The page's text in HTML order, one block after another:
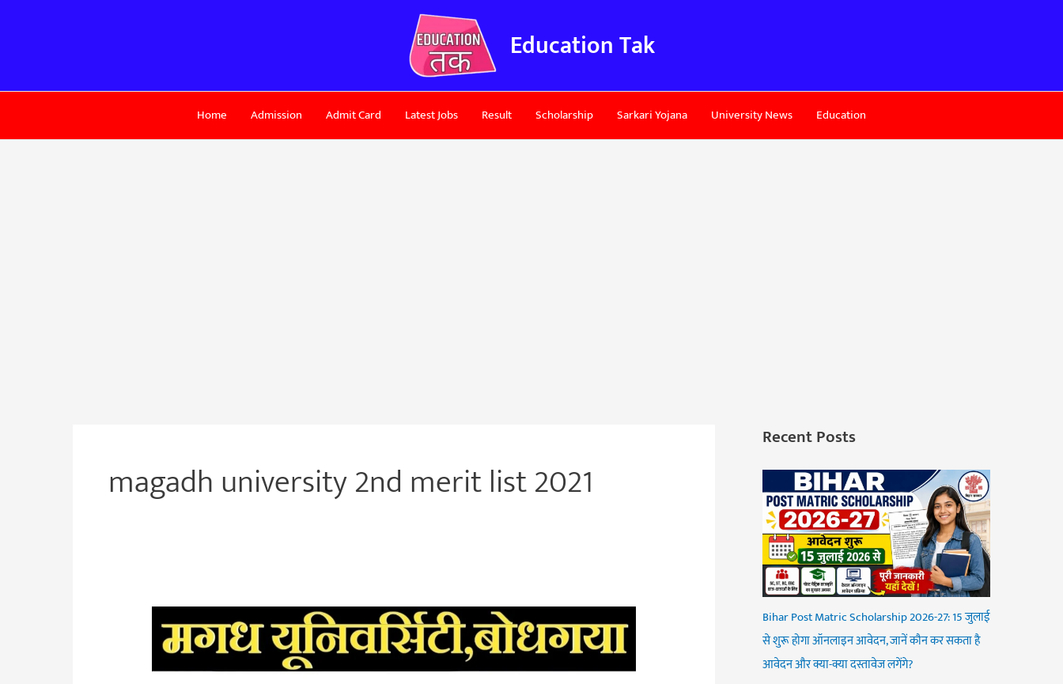
Education Tak
Home Admission Admit Card Latest Jobs Result Scholarship Sarkari Yojana University News Education
magadh university 2nd merit list 2021
University
Fourth
Recent Posts
Bihar Post Matric Scholarship 2026-27: 15 जुलाई
से शुरू होगा ऑनलाइन आवेदन, जानें कौन कर सकता है
आवेदन और क्या-क्या दस्तावेज लगेंगे?